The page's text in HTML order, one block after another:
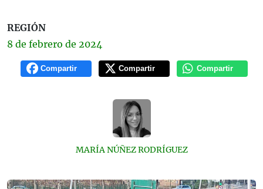
REGIÓN
8 de febrero de 2024
Compartir Compartir Compartir
MARÍA NÚÑEZ RODRÍGUEZ